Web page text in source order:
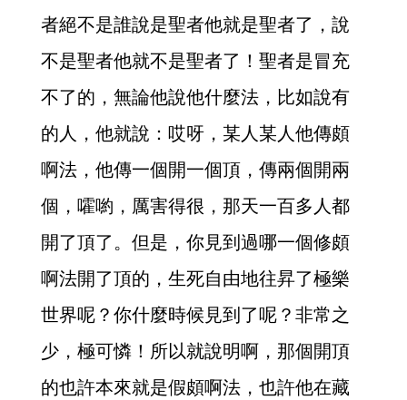
者絕不是誰說是聖者他就是聖者了，說
不是聖者他就不是聖者了！聖者是冒充
不了的，無論他說他什麼法，比如說有
的人，他就說：哎呀，某人某人他傳頗
啊法，他傳一個開一個頂，傳兩個開兩
個，嚯喲，厲害得很，那天一百多人都
開了頂了。但是，你見到過哪一個修頗
啊法開了頂的，生死自由地往昇了極樂
世界呢？你什麼時候見到了呢？非常之
少，極可憐！所以就說明啊，那個開頂
的也許本來就是假頗啊法，也許他在藏